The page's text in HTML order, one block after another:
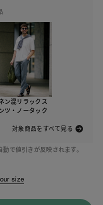
ン混リラックス
ツ・ノータック
対象商品をすべて見る
で値引きが反映されます。
size